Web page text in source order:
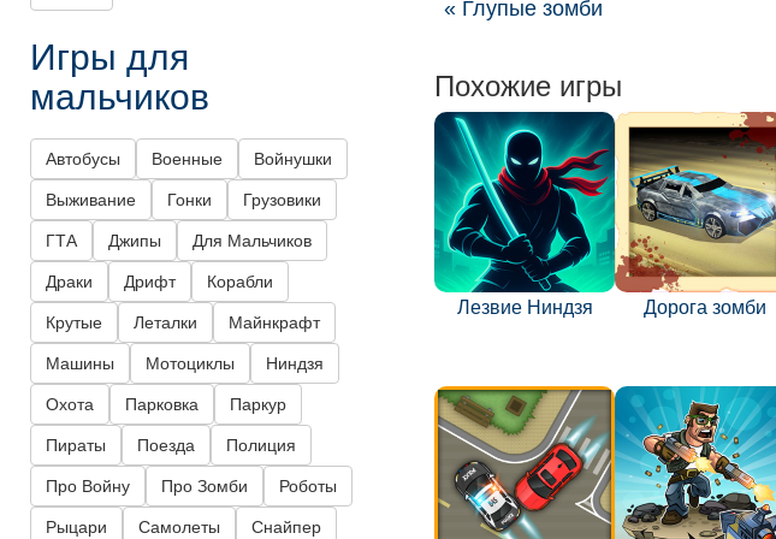
« Глупые зомби
Похожие игры
Лезвие Ниндзя Дорога зомби
Игры для
мальчиков
Автобусы Военные Войнушки
Выживание Гонки Грузовики
ГТА Джипы Для Мальчиков
Драки Дрифт Корабли
Крутые Леталки Майнкрафт
Машины Мотоциклы Ниндзя
Охота Парковка Паркур
Пираты Поезда Полиция
Про Войну Про Зомби Роботы
Рыцари Самолеты Снайпер